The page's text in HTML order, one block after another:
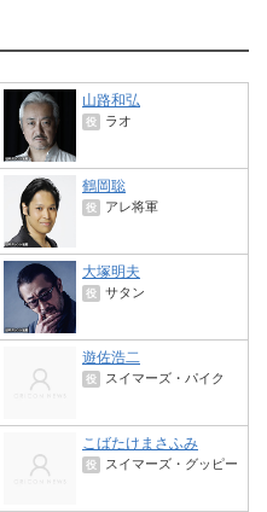
山路和弘
役 ラオ
鶴岡聡
役 アレ将軍
大塚明夫
役 サタン
遊佐浩二
役 スイマーズ・パイク
こばたけまさふみ
役 スイマーズ・グッピー